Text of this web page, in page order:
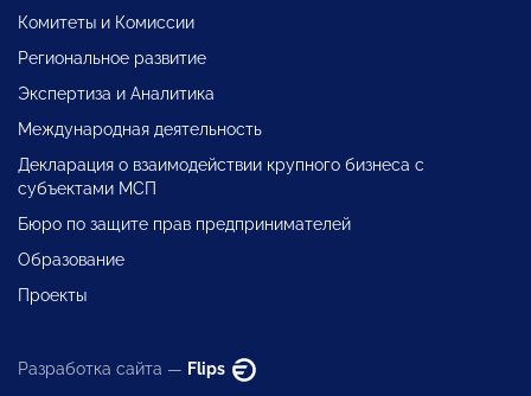
Комитеты и Комиссии
Региональное развитие
Экспертиза и Аналитика
Международная деятельность
Декларация о взаимодействии крупного бизнеса с
субъектами МСП
Бюро по защите прав предпринимателей
Образование
Проекты
Разработка сайта — Flips